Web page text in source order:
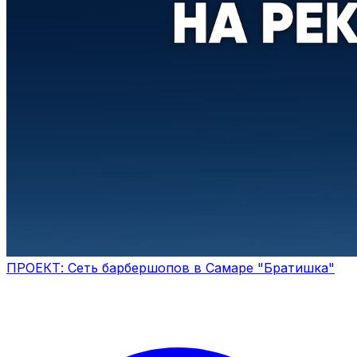
ПРОЕКТ: Сеть барбершопов в Самаре "Братишка"